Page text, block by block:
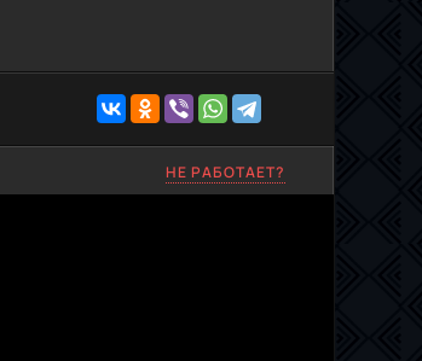
НЕ РАБОТАЕТ?